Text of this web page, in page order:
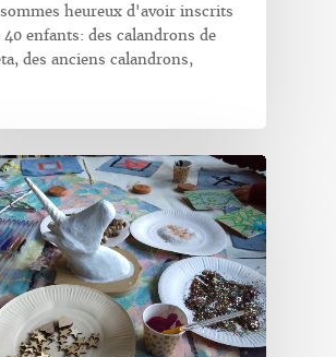
heureux d'avoir inscrits
40 enfants: des calandrons de
des anciens calandrons,